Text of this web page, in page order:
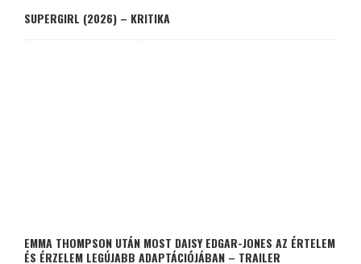
SUPERGIRL (2026) – KRITIKA
EMMA THOMPSON UTÁN MOST DAISY EDGAR-JONES AZ ÉRTELEM
ÉS ÉRZELEM LEGÚJABB ADAPTÁCIÓJÁBAN – TRAILER